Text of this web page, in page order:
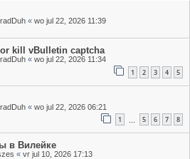
« wo jul 22, 2026 11:39
kill vBulletin captcha
« wo jul 22, 2026 11:34
1 2 3 4 5
« wo jul 22, 2026 06:21
1 5 6 7 8
в Вилейке
« vr jul 10, 2026 17:13